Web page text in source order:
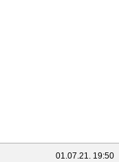
01.07.21. 19:50